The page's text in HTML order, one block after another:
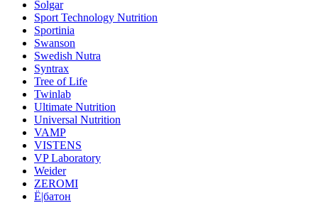
Solgar
Sport Technology Nutrition
Sportinia
Swanson
Swedish Nutra
Syntrax
Tree of Life
Twinlab
Ultimate Nutrition
Universal Nutrition
VAMP
VISTENS
VP Laboratory
Weider
ZEROMI
Ё|батон